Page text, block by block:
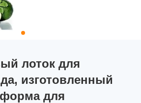
лоток для
изготовленный
для